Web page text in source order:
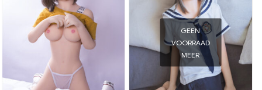
GEEN
VOORRAAD
MEER